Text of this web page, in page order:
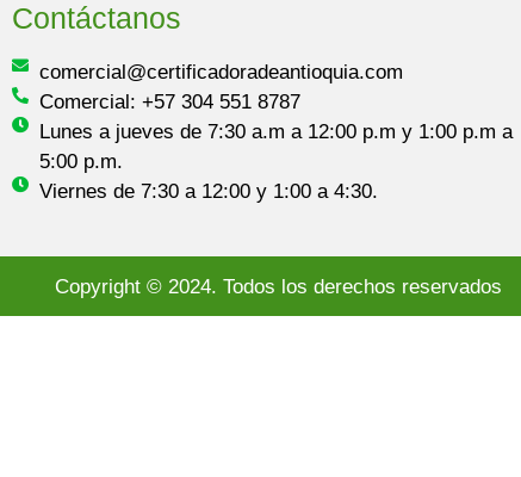
Contáctanos
comercial@certificadoradeantioquia.com
Comercial: +57 304 551 8787
Lunes a jueves de 7:30 a.m a 12:00 p.m y 1:00 p.m a
5:00 p.m.
Viernes de 7:30 a 12:00 y 1:00 a 4:30.
Copyright © 2024. Todos los derechos reservados